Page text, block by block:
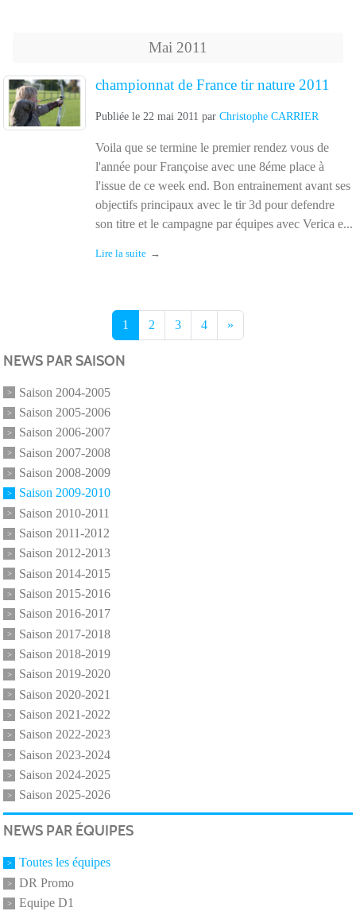
Mai 2011
championnat de France tir nature 2011
Publiée le 22 mai 2011 par Christophe CARRIER
Voila que se termine le premier rendez vous de
l'année pour Françoise avec une 8éme place à
l'issue de ce week end. Bon entrainement avant ses
objectifs principaux avec le tir 3d pour defendre
son titre et le campagne par équipes avec Verica e...
Lire la suite
1 2 3 4 »
NEWS PAR SAISON
Saison 2004-2005
Saison 2005-2006
Saison 2006-2007
Saison 2007-2008
Saison 2008-2009
Saison 2009-2010
Saison 2010-2011
Saison 2011-2012
Saison 2012-2013
Saison 2014-2015
Saison 2015-2016
Saison 2016-2017
Saison 2017-2018
Saison 2018-2019
Saison 2019-2020
Saison 2020-2021
Saison 2021-2022
Saison 2022-2023
Saison 2023-2024
Saison 2024-2025
Saison 2025-2026
NEWS PAR ÉQUIPES
Toutes les équipes
DR Promo
Equipe D1